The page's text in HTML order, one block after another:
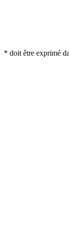
* doit être exprimé